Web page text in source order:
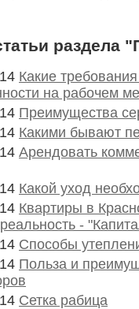
раздела
Какие
на рабочем
Преимущества
Какими бывают
Арендовать
Какой уход
Квартиры в
-
Способы
Польза и
Сетка рабица